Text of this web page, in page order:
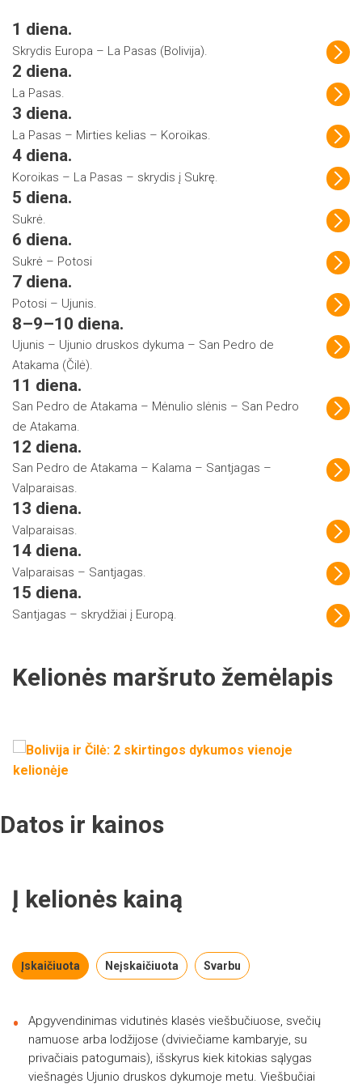
1 diena.
Skrydis Europa – La Pasas (Bolivija).
2 diena.
La Pasas.
3 diena.
La Pasas – Mirties kelias – Koroikas.
4 diena.
Koroikas – La Pasas – skrydis į Sukrę.
5 diena.
Sukrė.
6 diena.
Sukrė – Potosi
7 diena.
Potosi – Ujunis.
8–9–10 diena.
Ujunis – Ujunio druskos dykuma – San Pedro de
Atakama (Čilė).
11 diena.
San Pedro de Atakama – Mėnulio slėnis – San Pedro
de Atakama.
12 diena.
San Pedro de Atakama – Kalama – Santjagas –
Valparaisas.
13 diena.
Valparaisas.
14 diena.
Valparaisas – Santjagas.
15 diena.
Santjagas – skrydžiai į Europą.
Kelionės maršruto žemėlapis
Datos ir kainos
Į kelionės kainą
Įskaičiuota Neįskaičiuota Svarbu
Apgyvendinimas vidutinės klasės viešbučiuose, svečių
namuose arba lodžijose (dviviečiame kambaryje, su
privačiais patogumais), išskyrus kiek kitokias sąlygas
viešnagės Ujunio druskos dykumoje metu. Viešbučiai